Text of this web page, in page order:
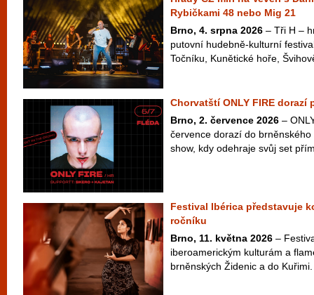
Rybičkami 48 nebo Mig 21
Brno, 4. srpna 2026 – Tři H –
putovní hudebně-kulturní
Točníku, Kunětické hoře,
Chorvatští ONLY FIRE dorazí
Brno, 2. července 2026 –
července dorazí do
show, kdy odehraje svůj set
Festival Ibérica představuje
ročníku
Brno, 11. května 2026 –
iberoamerickým kulturám a
brněnských Židenic a do